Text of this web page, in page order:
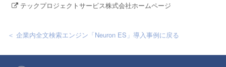
テックプロジェクトサービス株式会社ホームページ
＜ 企業内全文検索エンジン「Neuron ES」導入事例に戻る